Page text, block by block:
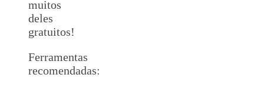
muitos
deles
gratuitos!
Ferramentas
recomendadas: